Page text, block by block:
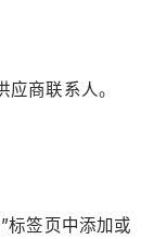
商联系人。
标签页中添加或